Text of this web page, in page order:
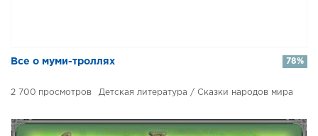
Все о муми-троллях
2 700 Детская литература / Сказки народов мира
78%